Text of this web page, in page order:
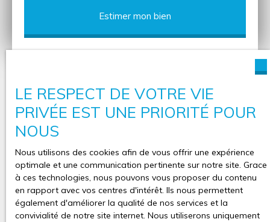
Estimer mon bien
LE RESPECT DE VOTRE VIE
PRIVÉE EST UNE PRIORITÉ POUR
NOUS
Nous utilisons des cookies afin de vous offrir une expérience
optimale et une communication pertinente sur notre site. Grace
à ces technologies, nous pouvons vous proposer du contenu
en rapport avec vos centres d'intérêt. Ils nous permettent
également d'améliorer la qualité de nos services et la
convivialité de notre site internet. Nous utiliserons uniquement